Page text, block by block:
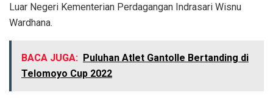
Luar Negeri Kementerian Perdagangan Indrasari Wisnu
Wardhana.
BACA JUGA: Puluhan Atlet Gantolle Bertanding di
Telomoyo Cup 2022